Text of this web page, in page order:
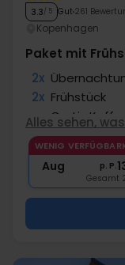
3.3/ 5 Gut 261
Kopenhagen
Paket mit
2x
2x Frühstück
∞ Gratis
∞ Gratis
∞ Zentrale
Alles sehen,
WENIG
Aug p. P.
Gesamt